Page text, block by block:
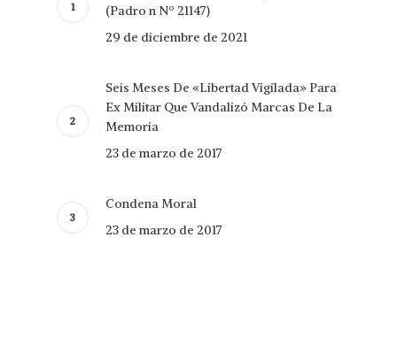
(Padro n Nº 21147)
29 de diciembre de 2021
Seis Meses De «Libertad Vigilada» Para
Ex Militar Que Vandalizó Marcas De La
Memoria
23 de marzo de 2017
Condena Moral
23 de marzo de 2017